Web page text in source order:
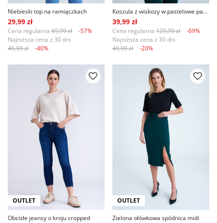
Niebieski top na ramiączkach
29,99 zł
Cena regularna 69,99 zł
-57%
Najniższa cena z 30 dni
49,99 zł
-40%
Koszula z wiskozy w pastelowe paski
39,99 zł
Cena regularna 129,99 zł
-69%
Najniższa cena z 30 dni
49,99 zł
-20%
OUTLET
Obcisłe jeansy o kroju cropped
OUTLET
Zielona ołówkowa spódnica midi